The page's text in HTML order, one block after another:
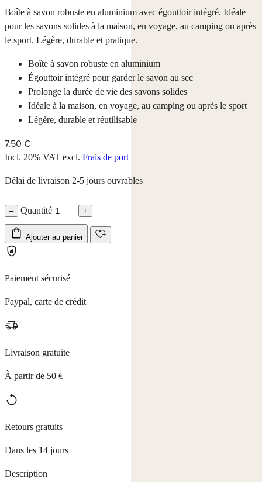
Boîte à savon robuste en aluminium avec égouttoir intégré. Idéale
pour les savons solides à la maison, en voyage, au camping ou après
le sport. Légère, durable et pratique.
Boîte à savon robuste en aluminium
Égouttoir intégré pour garder le savon au sec
Prolonge la durée de vie des savons solides
Idéale à la maison, en voyage, au camping ou après le sport
Légère, durable et réutilisable
7,50 €
Incl. 20% VAT excl. Frais de port
Délai de livraison 2-5 jours ouvrables
– Quantité +
Ajouter au panier
Paiement sécurisé
Paypal, carte de crédit
Livraison gratuite
À partir de 50 €
Retours gratuits
Dans les 14 jours
Description